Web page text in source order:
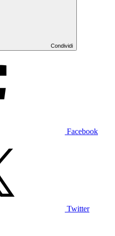
Condividi
Facebook
Twitter